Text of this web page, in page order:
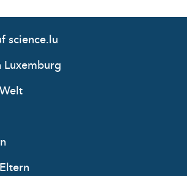
science.lu
Luxemburg